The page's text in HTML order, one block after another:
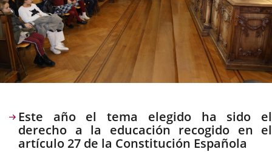
Descripción
Este año el tema elegido ha sido el
derecho a la educación recogido en el
artículo 27 de la Constitución Española